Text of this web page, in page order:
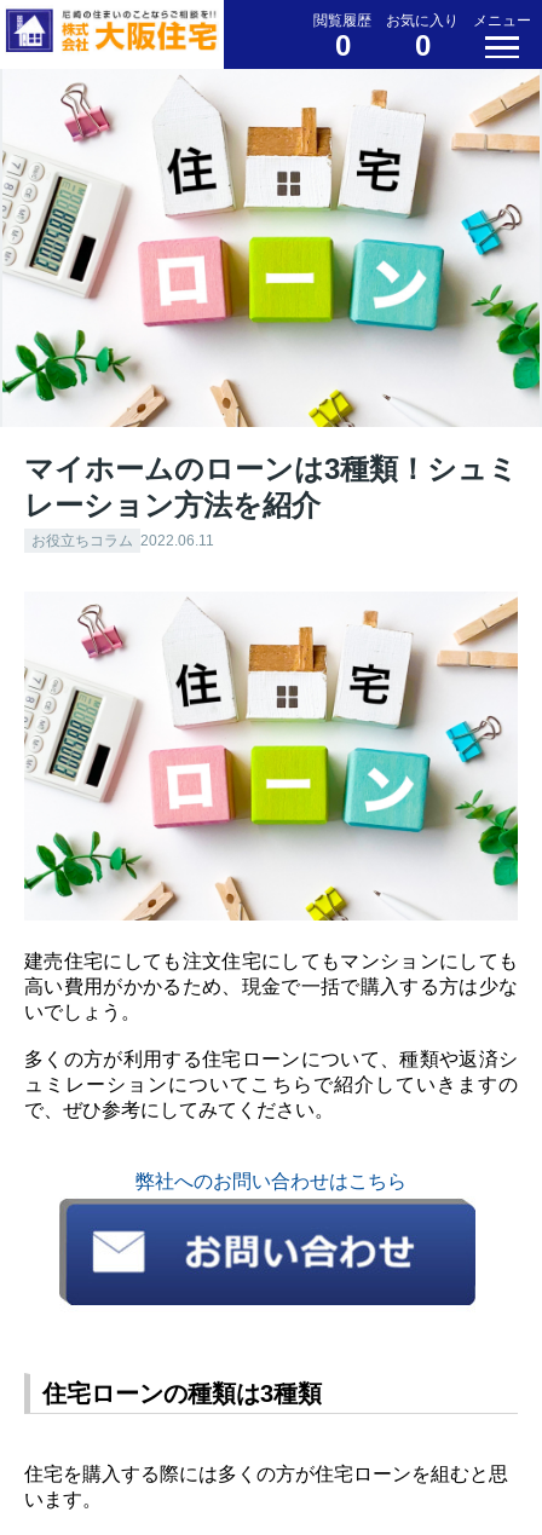
閲覧履歴
0
お気に入り
0
メニュー
マイホームのローンは3種類！シュミ
レーション方法を紹介
お役立ちコラム 2022.06.11
建売住宅にしても注文住宅にしてもマンションにしても
高い費用がかかるため、現金で一括で購入する方は少な
いでしょう。
多くの方が利用する住宅ローンについて、種類や返済シ
ュミレーションについてこちらで紹介していきますの
で、ぜひ参考にしてみてください。
弊社へのお問い合わせはこちら
住宅ローンの種類は3種類
住宅を購入する際には多くの方が住宅ローンを組むと思
います。